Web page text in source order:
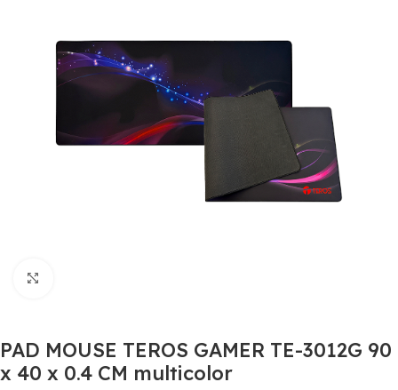
PAD MOUSE TEROS GAMER TE-3012G 90
x 40 x 0.4 CM multicolor